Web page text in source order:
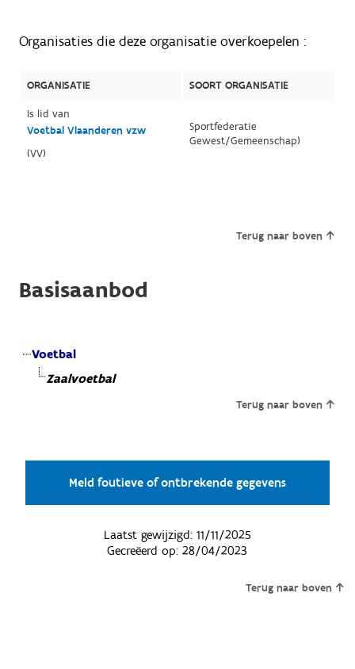
Organisaties die deze organisatie overkoepelen :
ORGANISATIE
SOORT ORGANISATIE
Is lid van
Voetbal Vlaanderen vzw
(VV)
Sportfederatie
Gewest/Gemeenschap)
Terug naar boven
Basisaanbod
Voetbal
Zaalvoetbal
Terug naar boven
Meld foutieve of ontbrekende gegevens
Laatst gewijzigd: 11/11/2025
Gecreëerd op:28/04/2023
Terug naar boven